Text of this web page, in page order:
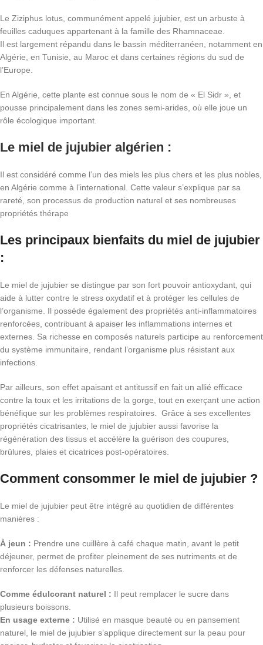
Le Ziziphus lotus, communément appelé jujubier, est un arbuste à
feuilles caduques appartenant à la famille des Rhamnaceae.
Il est largement répandu dans le bassin méditerranéen, notamment en
Algérie, en Tunisie, au Maroc et dans certaines régions du sud de
l’Europe.
En Algérie, cette plante est connue sous le nom de « El Sidr », et
pousse principalement dans les zones semi-arides, où elle joue un
rôle écologique important.
Le miel de jujubier algérien :
Il est considéré comme l’un des miels les plus chers et les plus nobles,
en Algérie comme à l’international. Cette valeur s’explique par sa
rareté, son processus de production naturel et ses nombreuses
propriétés thérape
Les principaux bienfaits du miel de jujubier
:
Le miel de jujubier se distingue par son fort pouvoir antioxydant, qui
aide à lutter contre le stress oxydatif et à protéger les cellules de
l’organisme. Il possède également des propriétés anti-inflammatoires
renforcées, contribuant à apaiser les inflammations internes et
externes. Sa richesse en composés naturels participe au renforcement
du système immunitaire, rendant l’organisme plus résistant aux
infections.
Par ailleurs, son effet apaisant et antitussif en fait un allié efficace
contre la toux et les irritations de la gorge, tout en exerçant une action
bénéfique sur les problèmes respiratoires. Grâce à ses excellentes
propriétés cicatrisantes, le miel de jujubier aussi favorise la
régénération des tissus et accélère la guérison des coupures,
brûlures, plaies et cicatrices post-opératoires.
Comment consommer le miel de jujubier ?
Le miel de jujubier peut être intégré au quotidien de différentes
manières :
À jeun : Prendre une cuillère à café chaque matin, avant le petit
déjeuner, permet de profiter pleinement de ses nutriments et de
renforcer les défenses naturelles.
Comme édulcorant naturel : Il peut remplacer le sucre dans
plusieurs boissons.
En usage externe : Utilisé en masque beauté ou en pansement
naturel, le miel de jujubier s’applique directement sur la peau pour